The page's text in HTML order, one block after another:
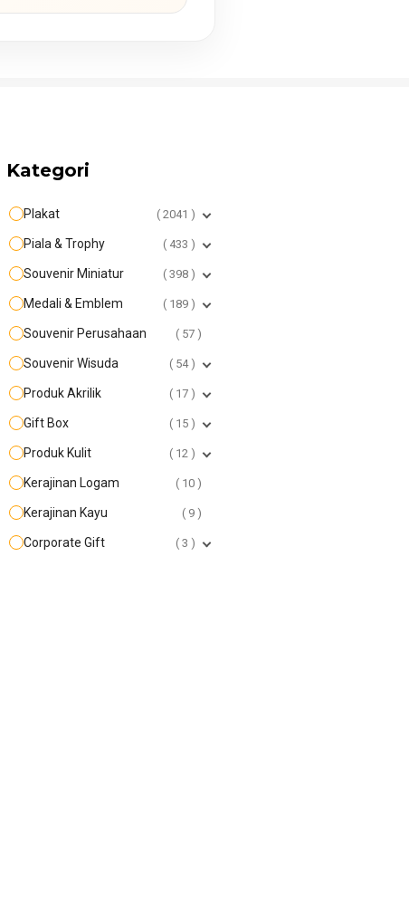
Kategori
Plakat 2041
Piala & Trophy 433
Souvenir Miniatur 398
Medali & Emblem 189
Souvenir Perusahaan 57
Souvenir Wisuda 54
Produk Akrilik 17
Gift Box 15
Produk Kulit 12
Kerajinan Logam 10
Kerajinan Kayu 9
Corporate Gift 3